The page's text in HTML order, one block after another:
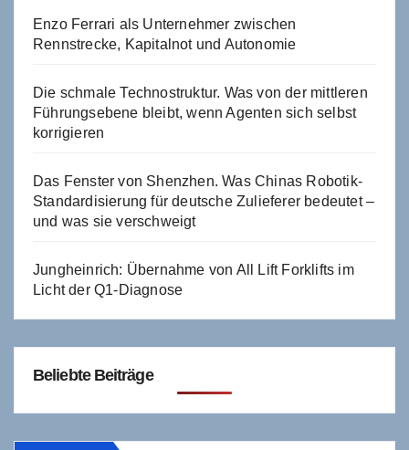
Enzo Ferrari als Unternehmer zwischen
Rennstrecke, Kapitalnot und Autonomie
Die schmale Technostruktur. Was von der mittleren
Führungsebene bleibt, wenn Agenten sich selbst
korrigieren
Das Fenster von Shenzhen. Was Chinas Robotik-
Standardisierung für deutsche Zulieferer bedeutet –
und was sie verschweigt
Jungheinrich: Übernahme von All Lift Forklifts im
Licht der Q1-Diagnose
Beliebte Beiträge